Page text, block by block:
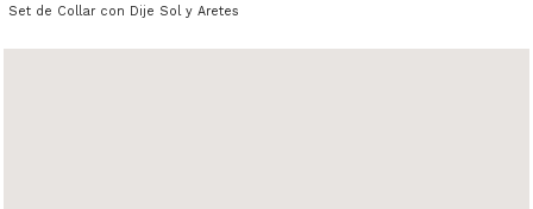
Set de Collar con Dije Sol y Aretes